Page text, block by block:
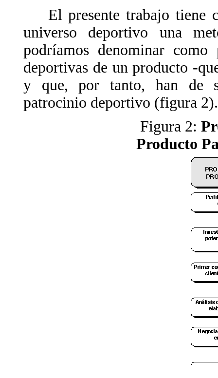
El presente trabajo tiene
universo deportivo una
podríamos denominar
deportivas de un producto -
y que, por tanto, han de
patrocinio deportivo (figura 2).
Figura 2:
Producto